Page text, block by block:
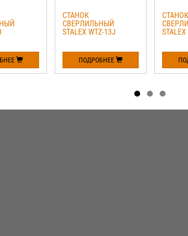
СТАНОК
СВЕРЛИЛЬНЫЙ
STALEX WTZ-13J
ПОДРОБНЕЕ